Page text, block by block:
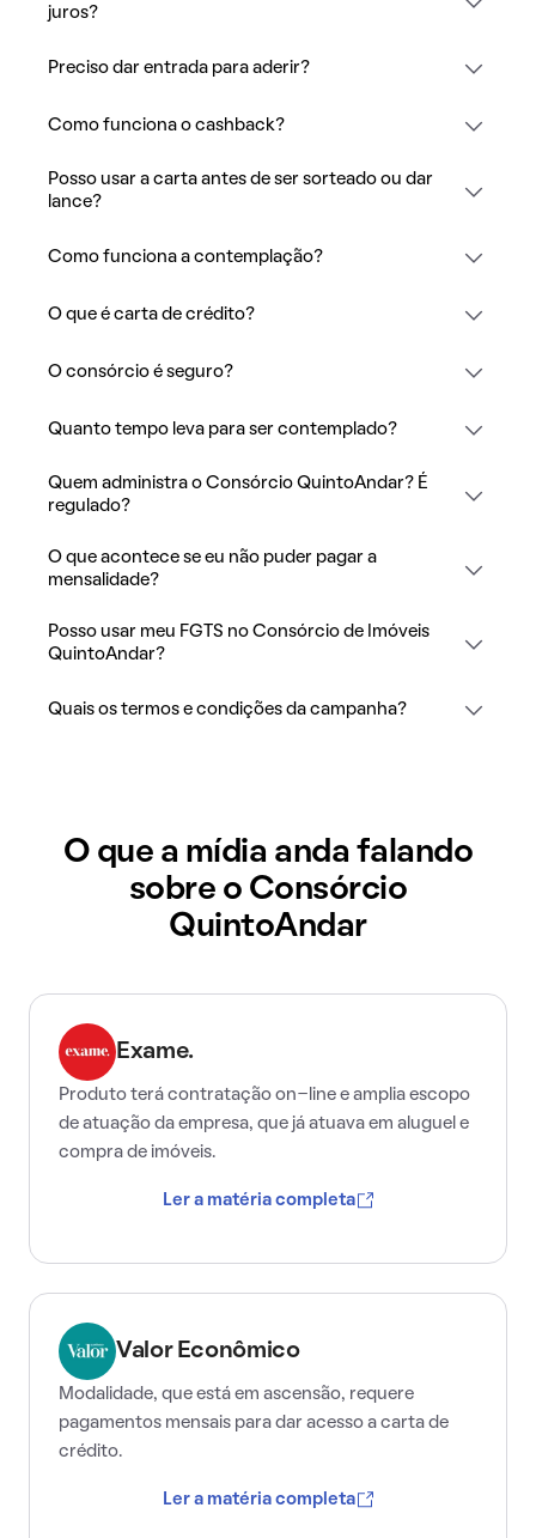
juros?
Preciso dar entrada para aderir?
Como funciona o cashback?
Posso usar a carta antes de ser sorteado ou dar
lance?
Como funciona a contemplação?
O que é carta de crédito?
O consórcio é seguro?
Quanto tempo leva para ser contemplado?
Quem administra o Consórcio QuintoAndar? É
regulado?
O que acontece se eu não puder pagar a
mensalidade?
Posso usar meu FGTS no Consórcio de Imóveis
QuintoAndar?
Quais os termos e condições da campanha?
O que a mídia anda falando
sobre o Consórcio
QuintoAndar
Exame.
Produto terá contratação on-line e amplia escopo
de atuação da empresa, que já atuava em aluguel e
compra de imóveis.
Ler a matéria completa
Valor Econômico
Modalidade, que está em ascensão, requere
pagamentos mensais para dar acesso a carta de
crédito.
Ler a matéria completa